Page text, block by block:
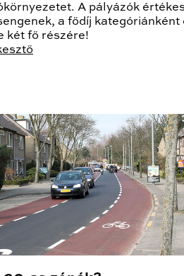
A pályázók
a fődíj kategóriánként
két fő részére!